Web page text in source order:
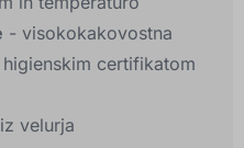
- visokokakovostna
certifikatom
velurja